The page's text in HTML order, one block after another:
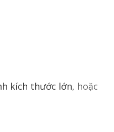
kích thước lớn, hoặc